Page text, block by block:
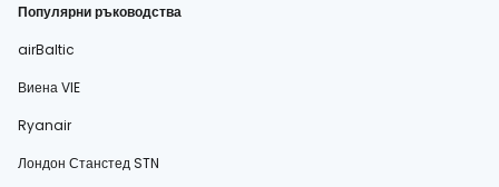
Популярни ръководства
airBaltic
Виена VIE
Ryanair
Лондон Станстед STN